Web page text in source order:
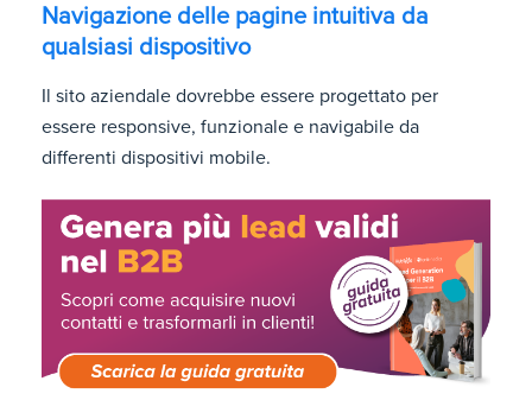
Navigazione delle pagine intuitiva da
qualsiasi dispositivo
Il sito aziendale dovrebbe essere progettato per
essere responsive, funzionale e navigabile da
differenti dispositivi mobile.